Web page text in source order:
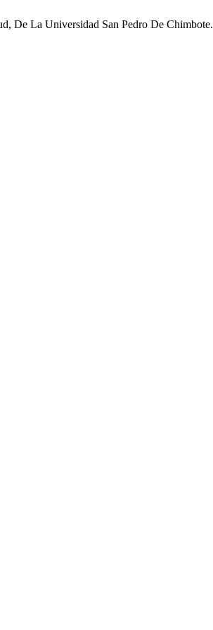
De La Universidad San Pedro De Chimbote.